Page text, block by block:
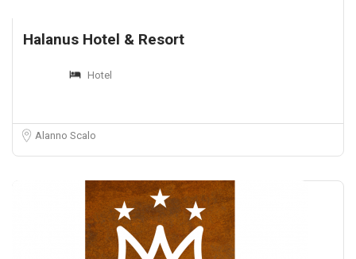
Halanus Hotel & Resort
Hotel
Alanno Scalo